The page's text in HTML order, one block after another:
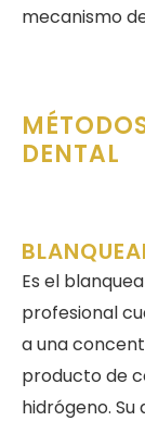
mecanismo
DENTAL
Es el
profesional
a una
producto de
hidrógeno.